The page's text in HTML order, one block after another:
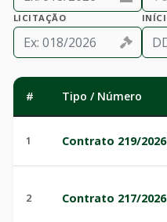
LICITAÇÃO
# Tipo / Número
1 Contrato 219/2026
2 Contrato 217/2026